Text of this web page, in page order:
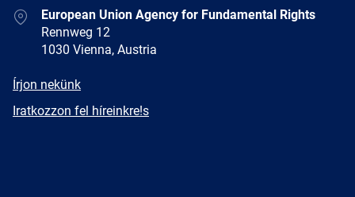
AddressEuropean Union Agency for Fundamental Rights
Rennweg 12
1030 Vienna, Austria
E-Írjon nekünk
Newsletter
Iratkozzon fel híreinkre!s